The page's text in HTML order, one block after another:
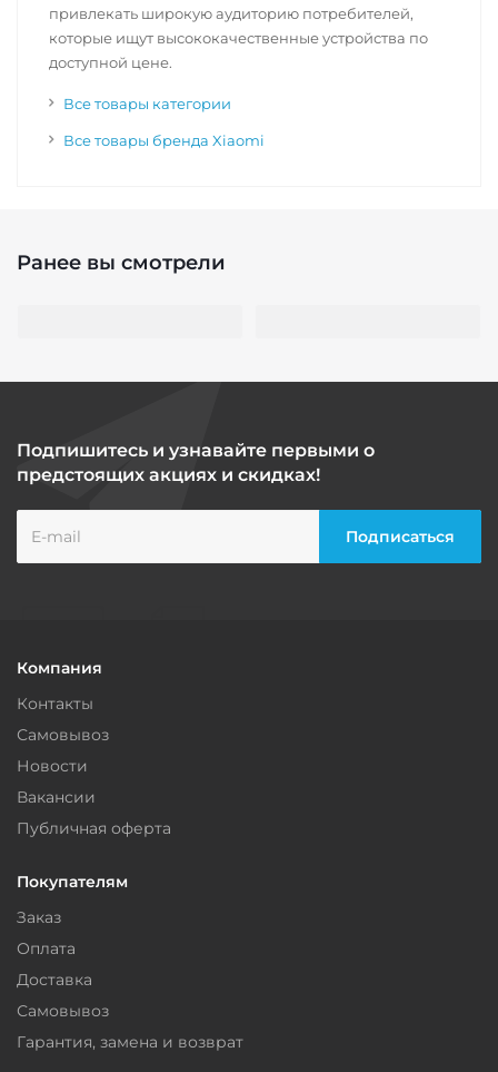
привлекать широкую аудиторию потребителей,
которые ищут высококачественные устройства по
доступной цене.
Все товары категории
Все товары бренда Xiaomi
Ранее вы смотрели
Подпишитесь и узнавайте первыми о
предстоящих акциях и скидках!
Компания
Контакты
Самовывоз
Новости
Вакансии
Публичная оферта
Покупателям
Заказ
Оплата
Доставка
Самовывоз
Гарантия, замена и возврат